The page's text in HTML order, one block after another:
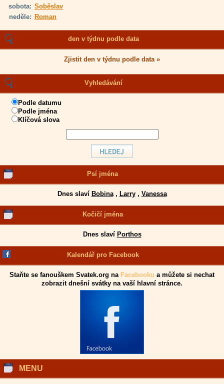
sobota: Soběslav
neděle: Roman
den v týdnu podle data
Zjistit den v týdnu podle data »
Vyhledávání
Podle datumu
Podle jména
Klíčová slova
Psí jména
Dnes slaví Bobina, Larry, Vanessa
Kočičí jména
Dnes slaví Porthos
Kalendář pro Facebook
Staňte se fanouškem Svatek.org na Facebooku a můžete si nechat
zobrazit dnešní svátky na vaší hlavní stránce.
MENU